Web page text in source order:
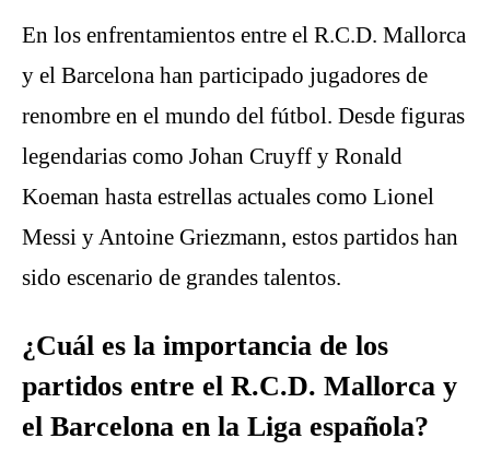
En los enfrentamientos entre el R.C.D. Mallorca
y el Barcelona han participado jugadores de
renombre en el mundo del fútbol. Desde figuras
legendarias como Johan Cruyff y Ronald
Koeman hasta estrellas actuales como Lionel
Messi y Antoine Griezmann, estos partidos han
sido escenario de grandes talentos.
¿Cuál es la importancia de los
partidos entre el R.C.D. Mallorca y
el Barcelona en la Liga española?